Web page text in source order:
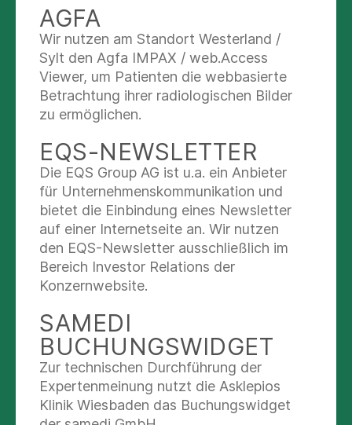
Der Schulterschmerz
Rheumatismus
Der Knieschmerz
Gonarthrose
Mehr lesen
Infektionsmanagement und
Krankenhaushygiene
Die Entzündungsrate in unserer Klinik liegt seit
über 15 Jahren unter einem Prozent. Dies
erreichen wir nur durch die konsequente
Einhaltung der Hygienemaßnahmen in allen
Bereichen.
Mehr lesen
Ärztliches Qualitätsmanagement
Entsprechend den gesetzlichen Vorschriften (§
135a Absatz 2 SGB V) sind Krankenhäuser
verpflichtet ein einrichtungsinternes
Qualitätsmanagementsystem einzuführen und
weiterzuentwickeln.
AGFA
Wir nutzen am Standort Westerland /
Sylt den Agfa IMPAX / web.Access
Viewer, um Patienten die webbasierte
Betrachtung ihrer radiologischen Bilder
zu ermöglichen.
EQS-NEWSLETTER
Die EQS Group AG ist u.a. ein Anbieter
für Unternehmenskommunikation und
bietet die Einbindung eines Newsletter
auf einer Internetseite an. Wir nutzen
den EQS-Newsletter ausschließlich im
Bereich Investor Relations der
Konzernwebsite.
SAMEDI
BUCHUNGSWIDGET
Zur technischen Durchführung der
Expertenmeinung nutzt die Asklepios
Klinik Wiesbaden das Buchungswidget